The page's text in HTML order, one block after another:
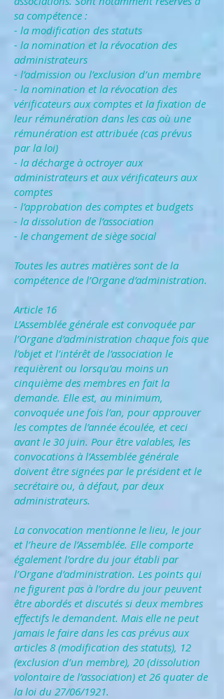
sa compétence :
- la modification des statuts
- la nomination et la révocation des
administrateurs
- l’admission ou l’exclusion d’un membre
- la nomination et la révocation des
vérificateurs aux comptes et la fixation de
leur rémunération dans les cas où une
rémunération est attribuée (cas prévus
par la loi)
- la décharge à octroyer aux
administrateurs et aux vérificateurs aux
comptes
- l’approbation des comptes et budgets
- la dissolution de l’association
- le changement de siège social
Toutes les autres matières sont de la
compétence de l’Organe d’administration.
Article 16
L’Assemblée générale est convoquée par
l’Organe d’administration chaque fois que
l’objet et l’intérêt de l’association le
requièrent ou lorsqu’au moins un
cinquième des membres en fait la
demande. Elle est, au minimum,
convoquée une fois l’an, pour approuver
les comptes de l’année écoulée, et ceci
avant le 30 juin. Pour être valables, les
convocations à l’Assemblée générale
doivent être signées par le président et le
secrétaire ou, à défaut, par deux
administrateurs.
La convocation mentionne le lieu, le jour
et l’heure de l’Assemblée. Elle comporte
également l’ordre du jour établi par
l’Organe d’administration. Les points qui
ne figurent pas à l’ordre du jour peuvent
être abordés et discutés si deux membres
effectifs le demandent. Mais elle ne peut
jamais le faire dans les cas prévus aux
articles 8 (modification des statuts), 12
(exclusion d’un membre), 20 (dissolution
volontaire de l’association) et 26 quater de
la loi du 27/06/1921.